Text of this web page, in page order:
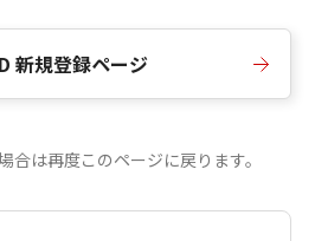
新規登録ページ
合は再度このページに戻ります。